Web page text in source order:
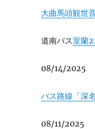
大曲馬頭観世
道南バス室蘭
08/14/2025
バス路線「深
08/11/2025